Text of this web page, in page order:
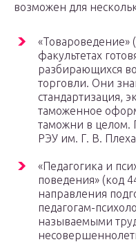
возможен для
«Товароведение»
факультетах
разбирающихся
торговли. Они
стандартизация,
таможенное
таможни в целом.
РЭУ им. Г. В.
«Педагогика и
поведения» (код
направления
педагогам-
называемыми